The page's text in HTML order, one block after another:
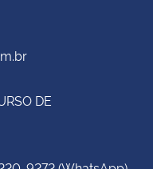
DE